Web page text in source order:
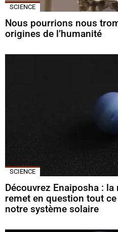
SCIENCE
Nous pourrions nous
origines de l’humanité
SCIENCE
Découvrez Enaiposha :
remet en question tout
notre système solaire